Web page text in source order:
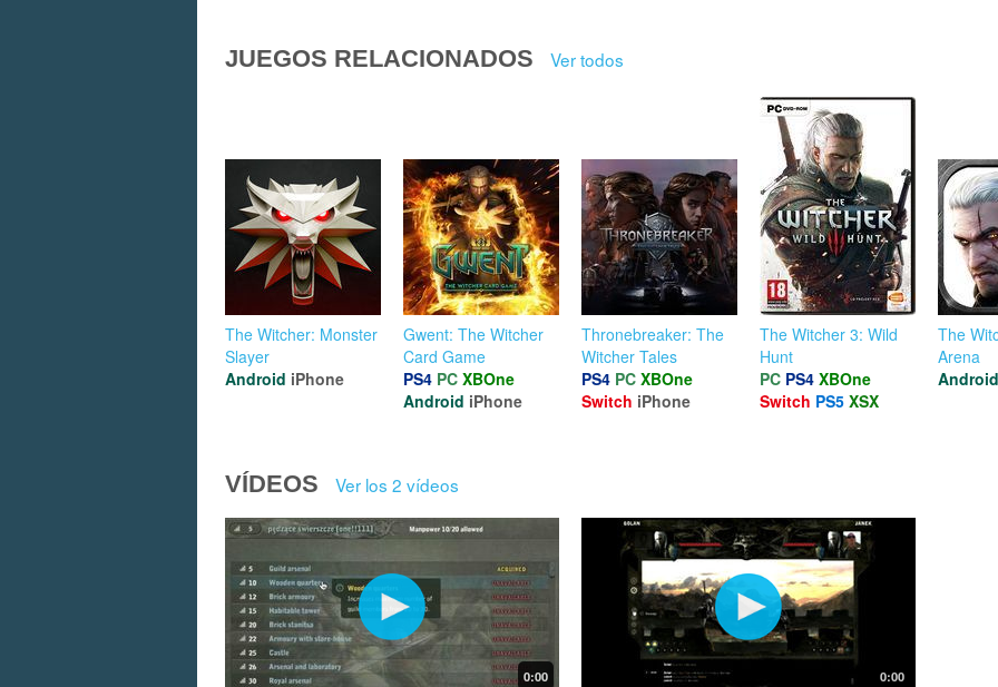
JUEGOS RELACIONADOS Ver todos
The Witcher: Monster
Slayer
Android iPhone
Gwent: The Witcher
Card Game
PS4 PC XBOne
Android iPhone
Thronebreaker: The
Witcher Tales
PS4 PC XBOne
Switch iPhone
The Witcher 3: Wild
Hunt
PC PS4 XBOne
Switch PS5 XSX
The
Arena
Android
VÍDEOS Ver los 2 vídeos
0:00 0:00